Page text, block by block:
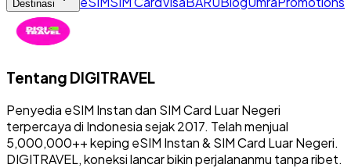
Destinasi
Tentang DIGITRAVEL
Penyedia eSIM Instan dan SIM Card Luar Negeri
terpercaya di Indonesia sejak 2017. Telah menjual
5,000,000++ keping eSIM Instan & SIM Card Luar Negeri.
DIGITRAVEL, koneksi lancar bikin perjalananmu tanpa ribet.